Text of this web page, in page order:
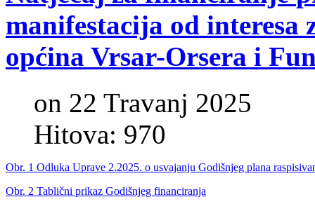
manifestacija od interesa
općina Vrsar-Orsera i
on 22 Travanj 2025
Hitova: 970
Obr. 1 Odluka Uprave 2.2025. o usvajanju Godišnjeg plana
Obr. 2 Tablični prikaz Godišnjeg financiranja